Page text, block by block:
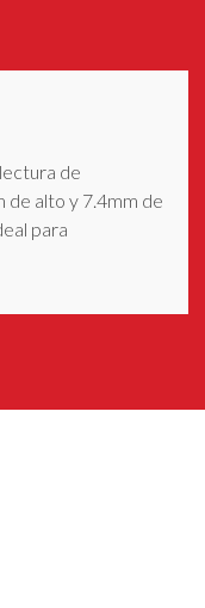
de
alto y 7.4mm de
para